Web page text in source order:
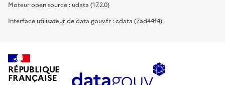
Moteur open source : udata (17.2.0)
Interface utilisateur de data.gouv.fr : cdata (7ad44f4)
RÉPUBLIQUE
FRANÇAISE